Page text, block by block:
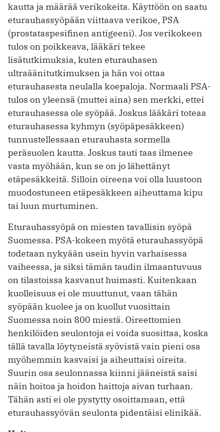
kautta ja määrää verikokeita. Käyttöön on saatu
eturauhassyöpään viittaava verikoe, PSA
(prostataspesifinen antigeeni). Jos verikokeen
tulos on poikkeava, lääkäri tekee
lisätutkimuksia, kuten eturauhasen
ultraäänitutkimuksen ja hän voi ottaa
eturauhasesta neulalla koepaloja. Normaali PSA-
tulos on yleensä (muttei aina) sen merkki, ettei
eturauhasessa ole syöpää. Joskus lääkäri toteaa
eturauhasessa kyhmyn (syöpäpesäkkeen)
tunnustellessaan eturauhasta sormella
peräsuolen kautta. Joskus tauti taas ilmenee
vasta myöhään, kun se on jo lähettänyt
etäpesäkkeitä. Silloin oireena voi olla luustoon
muodostuneen etäpesäkkeen aiheuttama kipu
tai luun murtuminen.
Eturauhassyöpä on miesten tavallisin syöpä
Suomessa. PSA-kokeen myötä eturauhassyöpä
todetaan nykyään usein hyvin varhaisessa
vaiheessa, ja siksi tämän taudin ilmaantuvuus
on tilastoissa kasvanut huimasti. Kuitenkaan
kuolleisuus ei ole muuttunut, vaan tähän
syöpään kuolee ja on kuollut vuosittain
Suomessa noin 800 miestä. Oireettomien
henkilöiden seulontoja ei voida suosittaa, koska
tällä tavalla löytyneistä syövistä vain pieni osa
myöhemmin kasvaisi ja aiheuttaisi oireita.
Suurin osa seulonnassa kiinni jääneistä saisi
näin hoitoa ja hoidon haittoja aivan turhaan.
Tähän asti ei ole pystytty osoittamaan, että
eturauhassyövän seulonta pidentäisi elinikää.